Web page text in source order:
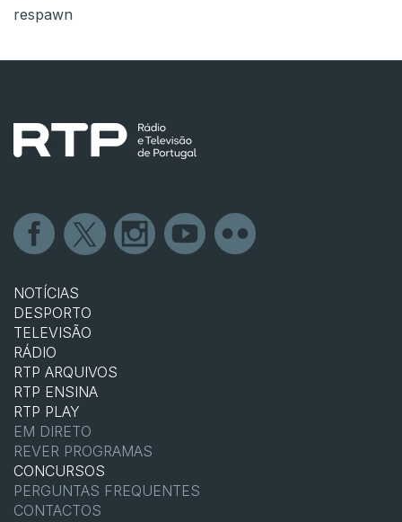
respawn
NOTÍCIAS
DESPORTO
TELEVISÃO
RÁDIO
RTP ARQUIVOS
RTP ENSINA
RTP PLAY
EM DIRETO
REVER PROGRAMAS
CONCURSOS
PERGUNTAS FREQUENTES
CONTACTOS